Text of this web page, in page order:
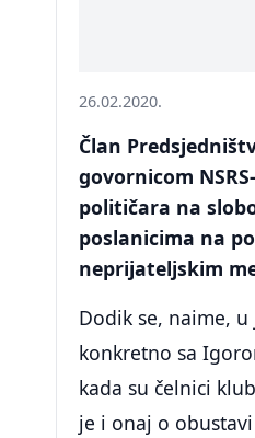
26.02.2020.
Član
govornicom
političara na
poslanicima na
neprijateljskim
Dodik se, naime,
konkretno sa
kada su čelnici
je i onaj o